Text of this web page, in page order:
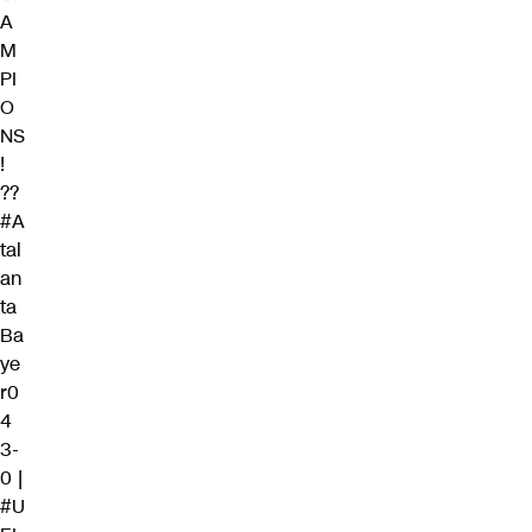
A
M
PI
O
NS
!
??
#A
tal
an
ta
Ba
ye
r0
4
3-
0 |
#U